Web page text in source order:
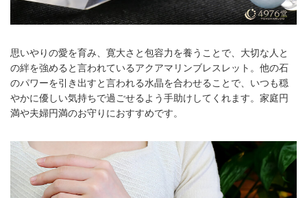
思いやりの愛を育み、寛大さと包容力を養うことで、大切な人と
の絆を強めると言われているアクアマリンブレスレット。他の石
のパワーを引き出すと言われる水晶を合わせることで、いつも穏
やかに優しい気持ちで過ごせるよう手助けしてくれます。家庭円
満や夫婦円満のお守りにおすすめです。